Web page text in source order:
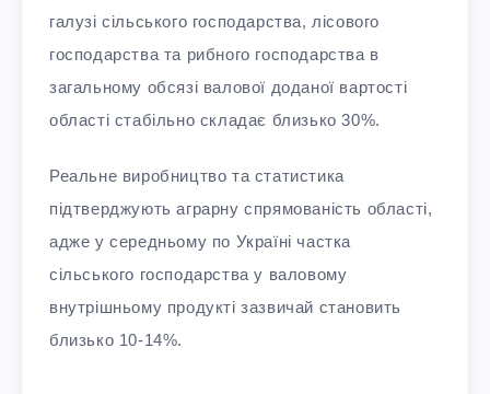
галузі сільського господарства, лісового
господарства та рибного господарства в
загальному обсязі валової доданої вартості
області стабільно складає близько 30%.
Реальне виробництво та статистика
підтверджують аграрну спрямованість області,
адже у середньому по Україні частка
сільського господарства у валовому
внутрішньому продукті зазвичай становить
близько 10-14%.